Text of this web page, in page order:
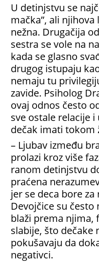
U detinjstvu se
mačka”, ali
nežna. Drugačija
sestra se vole na
kada se glasno
drugog istupaju
nemaju tu
zavide. Psiholog
ovaj odnos često
sve ostale relacije
dečak imati tokom
– Ljubav između
prolazi kroz više
ranom detinjstvu
praćena
jer se deca bore
Devojčice su često
blaži prema njima,
slabije, što dečake
pokušavaju da
negativci.